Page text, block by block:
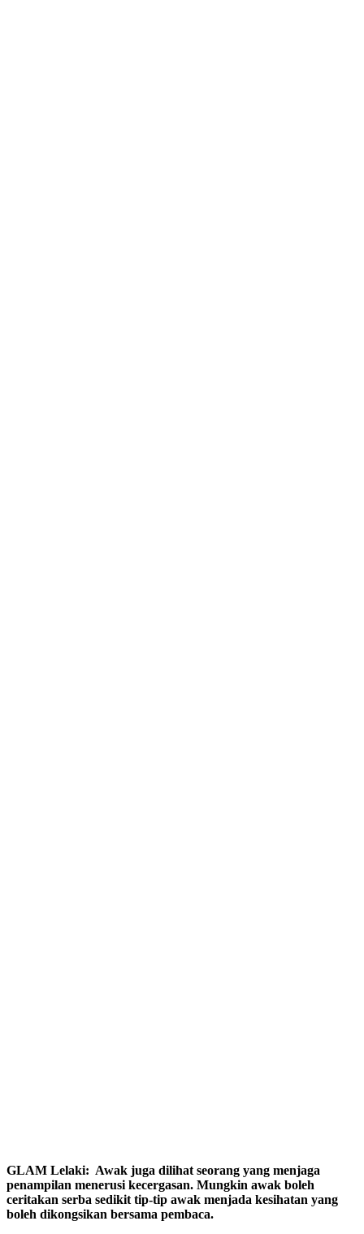
GLAM Lelaki: Awak juga dilihat seorang yang menjaga
penampilan menerusi kecergasan. Mungkin awak boleh
ceritakan serba sedikit tip-tip awak menjada kesihatan yang
boleh dikongsikan bersama pembaca.